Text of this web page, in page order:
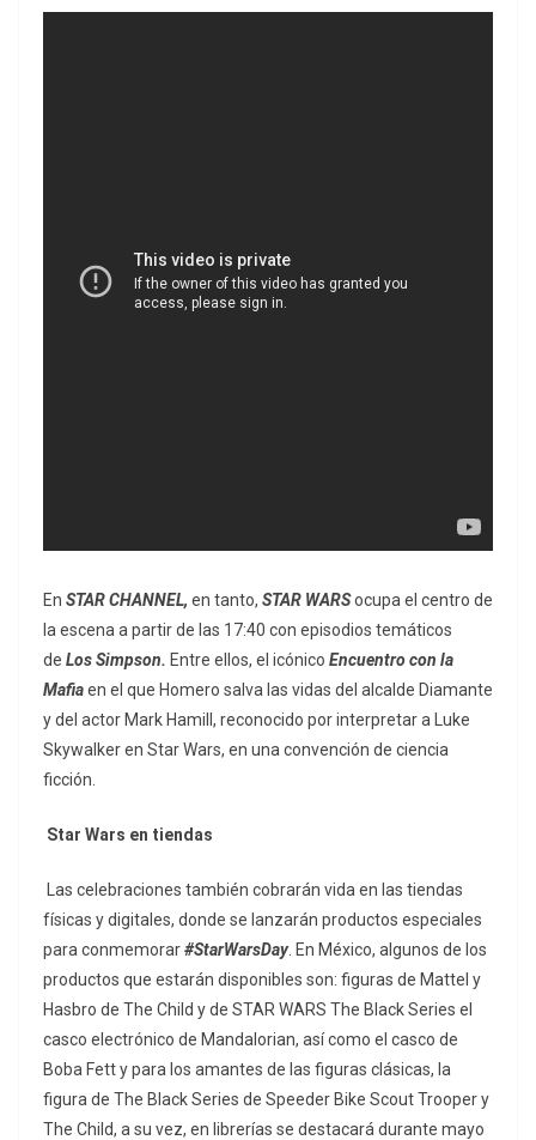
En STAR CHANNEL, en tanto, STAR WARSocupa el centro de
la escena a partir de las 17:40 con episodios temáticos
de Los Simpson. Entre ellos, el icónico Encuentro con la
Mafiaen el que Homero salva las vidas del alcalde Diamante
y del actor Mark Hamill, reconocido por interpretar a Luke
Skywalker en Star Wars, en una convención de ciencia
ficción.
Star Wars en tiendas
Las celebraciones también cobrarán vida en las tiendas
físicas y digitales, donde se lanzarán productos especiales
para conmemorar#StarWarsDay. En México, algunos de los
productos que estarán disponibles son: figuras de Mattel y
Hasbro de The Child y de STAR WARS The Black Series el
casco electrónico de Mandalorian, así como el casco de
Boba Fett y para los amantes de las figuras clásicas, la
figura de The Black Series de Speeder Bike Scout Trooper y
The Child, a su vez, en librerías se destacará durante mayo